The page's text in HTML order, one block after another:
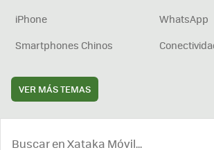
iPhone
WhatsApp
Smartphones Chinos
VER MÁS TEMAS